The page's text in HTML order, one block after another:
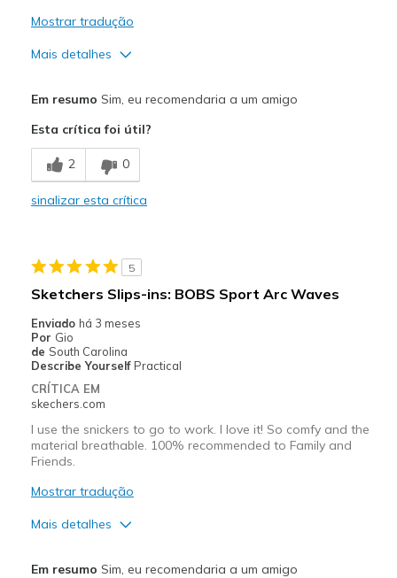
Mostrar tradução
Mais detalhes
Breathe Well
Comfortable
Going Out
Special Occasions
Travel
Width
Feels true to width
View On Shoes
Em resumo Sim, eu recomendaria a um amigo
Esta crítica foi útil?
2 0
sinalizar esta crítica
5
Sketchers Slips-ins: BOBS Sport Arc Waves
Enviado há 3 meses
Por Gio
de South Carolina
Describe Yourself Practical
CRÍTICA EM
skechers.com
I use the snickers to go to work. I love it! So comfy and the
material breathable. 100% recommended to Family and
Friends.
Mostrar tradução
Mais detalhes
Em resumo Sim, eu recomendaria a um amigo